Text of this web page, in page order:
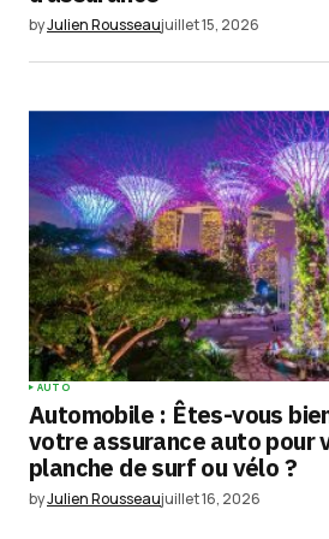
byJulien Rousseaujuillet 15, 2026
AUTO
Automobile : Êtes-vous
votre assurance auto pour
planche de surf ou vélo ?
byJulien Rousseaujuillet 16, 2026